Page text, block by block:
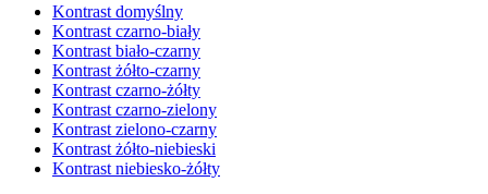
Kontrast domyślny
Kontrast czarno-biały
Kontrast biało-czarny
Kontrast żółto-czarny
Kontrast czarno-żółty
Kontrast czarno-zielony
Kontrast zielono-czarny
Kontrast żółto-niebieski
Kontrast niebiesko-żółty